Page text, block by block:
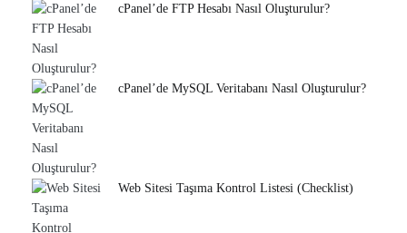
cPanel’de FTP Hesabı Nasıl Oluşturulur?
cPanel’de MySQL Veritabanı Nasıl Oluşturulur?
Web Sitesi Taşıma Kontrol Listesi (Checklist)